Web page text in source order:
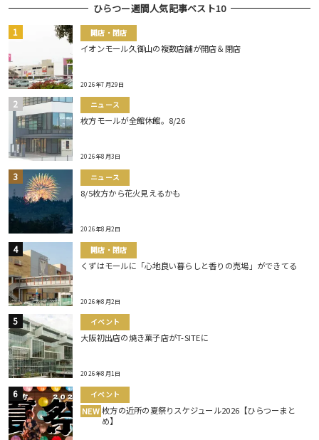
ひらつー週間人気記事ベスト10
開店・閉店
イオンモール久御山の複数店舗が開店＆閉店
2026年7月29日
ニュース
枚方モールが全館休館。8/26
2026年8月3日
ニュース
8/5枚方から花火見えるかも
2026年8月2日
開店・閉店
くずはモールに「心地良い暮らしと香りの売場」ができてる
2026年8月2日
イベント
大阪初出店の焼き菓子店がT-SITEに
2026年8月1日
イベント
NEW 枚方の近所の夏祭りスケジュール2026【ひらつーまと
め】